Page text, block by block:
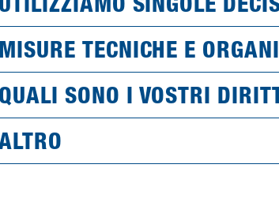
MISURE TECNICHE E
QUALI SONO I VOSTRI